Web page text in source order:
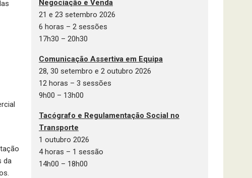
da
Negociação e Venda
21 e 23 setembro 2026
6 horas – 2 sessões
17h30 – 20h30
Comunicação Assertiva em Equipa
28, 30 setembro e 2 outubro 2026
12 horas – 3 sessões
9h00 – 13h00
Tacógrafo e Regulamentação Social no
Transporte
1 outubro 2026
4 horas – 1 sessão
14h00 – 18h00